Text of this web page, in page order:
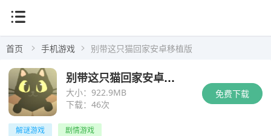
首页 手机游戏 别带这只猫回家安卓移植版
免费下载
大小： 922.9MB
下载： 46次
别带这只猫回家安卓移植版
解谜游戏 剧情游戏